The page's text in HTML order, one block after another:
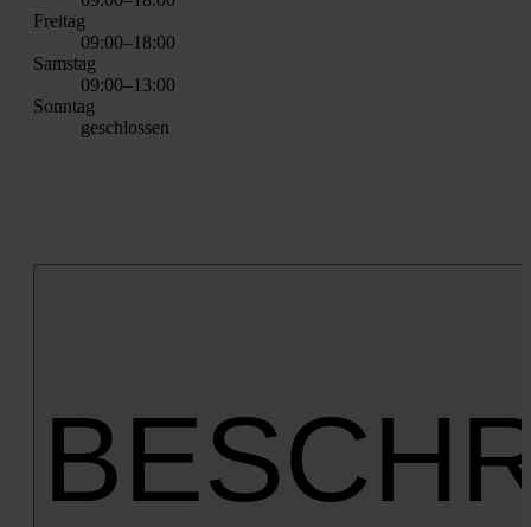
Frei­tag
09:00–18:00
Sams­tag
09:00–13:00
Sonn­tag
geschlos­sen